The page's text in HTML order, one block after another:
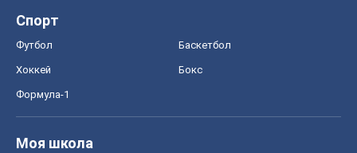
Спорт
Футбол Баскетбол
Хоккей Бокс
Формула-1
Моя школа